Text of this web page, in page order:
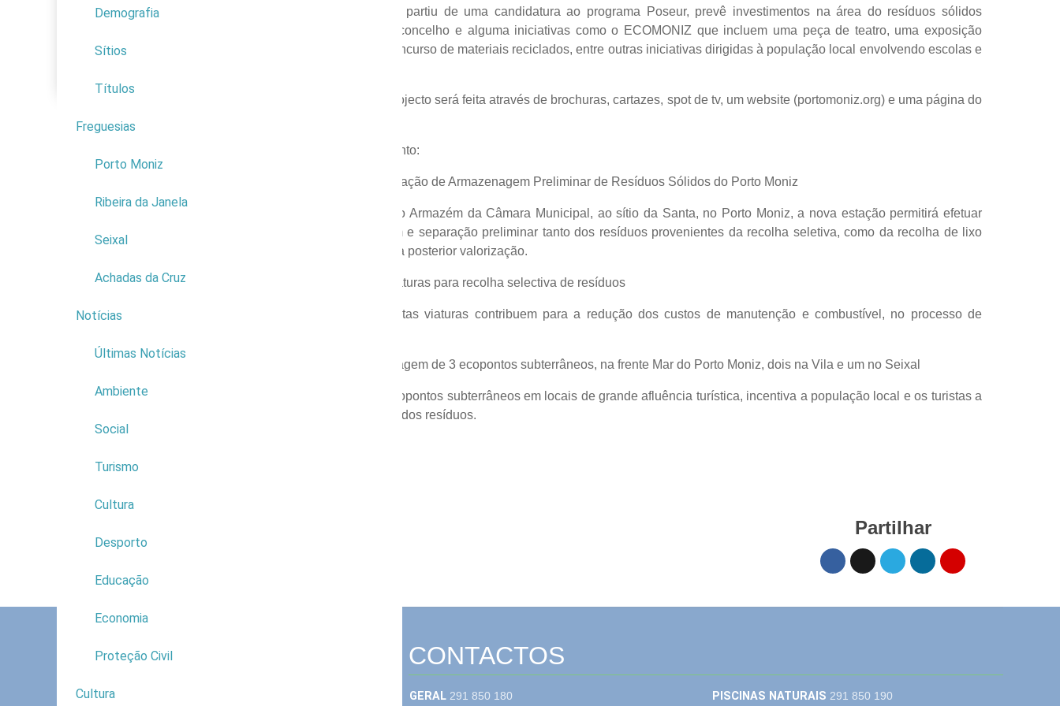
Demografia
Sítios
Títulos
Freguesias
Porto Moniz
Ribeira da Janela
Seixal
Achadas da Cruz
Notícias
Últimas Notícias
Ambiente
Social
Turismo
Cultura
Desporto
Educação
Economia
Proteção Civil
Cultura
Educação
Este projecto, que partiu de uma candidatura ao programa Poseur, prevê investimentos na área do resíduos sólidos
urbanos, naquele concelho e alguma iniciativas como o ECOMONIZ que incluem uma peça de teatro, uma exposição
interactiva e um concurso de materiais reciclados, entre outras iniciativas dirigidas à população local envolvendo escolas e
A divulgação do projecto será feita através de brochuras, cartazes, spot de tv, um website (portomoniz.org) e uma página do
Eixos do investimento:
-Construção da Estação de Armazenagem Preliminar de Resíduos Sólidos do Porto Moniz
Localizada junto ao Armazém da Câmara Municipal, ao sítio da Santa, no Porto Moniz, a nova estação permitirá efetuar
uma armazenagem e separação preliminar tanto dos resíduos provenientes da recolha seletiva, como da recolha de lixo
indiferenciado, para posterior valorização.
- Aquisição de 2 viaturas para recolha selectiva de resíduos
Mais eficientes, estas viaturas contribuem para a redução dos custos de manutenção e combustível, no processo de
- Aquisição e montagem de 3 ecopontos subterrâneos, na frente Mar do Porto Moniz, dois na Vila e um no Seixal
A Instalação de Ecopontos subterrâneos em locais de grande afluência turística, incentiva a população local e os turistas a
aderir à separação dos resíduos.
Partilhar
CONTACTOS
GERAL 291 850 180 PISCINAS NATURAIS 291 850 190